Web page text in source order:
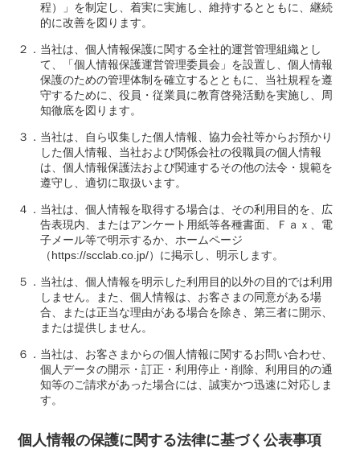
程）」を制定し、着実に実施し、維持するとともに、継続
的に改善を図ります。
２．当社は、個人情報保護に関する全社的運営管理組織とし
て、「個人情報保護運営管理委員会」を設置し、個人情報
保護のための管理体制を確立するとともに、当社規程を遵
守するために、役員・従業員に教育啓発活動を実施し、周
知徹底を図ります。
３．当社は、自ら収集した個人情報、協力会社等からお預かり
した個人情報、当社および関係会社の役職員の個人情報
は、個人情報保護法および関連するその他の法令・規範を
遵守し、適切に取扱います。
４．当社は、個人情報を取得する場合は、その利用目的を、広
告表現内、またはアンケート用紙等各種書面、Ｆａｘ、電
子メール等で明示するか、ホームページ
（https://scclab.co.jp/）に掲示し、明示します。
５．当社は、個人情報を明示した利用目的以外の目的では利用
しません。また、個人情報は、お客さまの同意がある場
合、または正当な理由がある場合を除き、第三者に開示、
または提供しません。
６．当社は、お客さまからの個人情報に関するお問い合わせ、
個人データの開示・訂正・利用停止・削除、利用目的の通
知等のご請求があった場合には、誠実かつ迅速に対応しま
す。
個人情報の保護に関する法律に基づく公表事項